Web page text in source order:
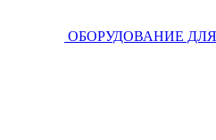
ОБОРУДОВАНИЕ